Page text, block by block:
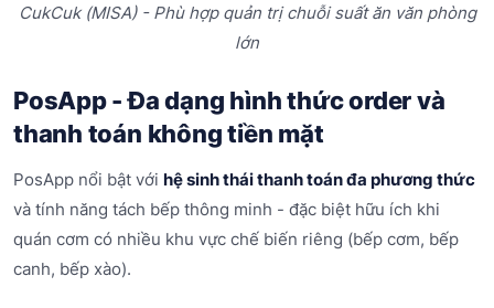
CukCuk (MISA) - Phù hợp quản trị chuỗi suất ăn văn phòng
lớn
PosApp - Đa dạng hình thức order và
thanh toán không tiền mặt
PosApp nổi bật với hệ sinh thái thanh toán đa phương thức
và tính năng tách bếp thông minh - đặc biệt hữu ích khi
quán cơm có nhiều khu vực chế biến riêng (bếp cơm, bếp
canh, bếp xào).